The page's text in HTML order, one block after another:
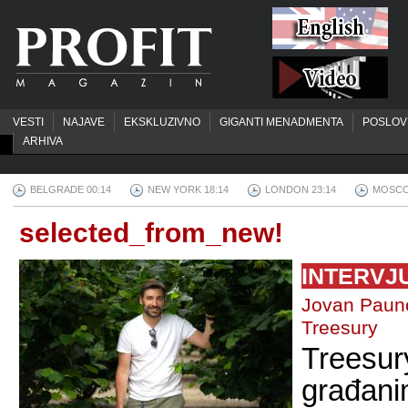
VESTI NAJAVE EKSKLUZIVNO GIGANTI MENADMENTA
ARHIVA
BELGRADE 00:14 NEW YORK 18:14 LONDON 23:14
selected_from_new!
Jovan
Treesury